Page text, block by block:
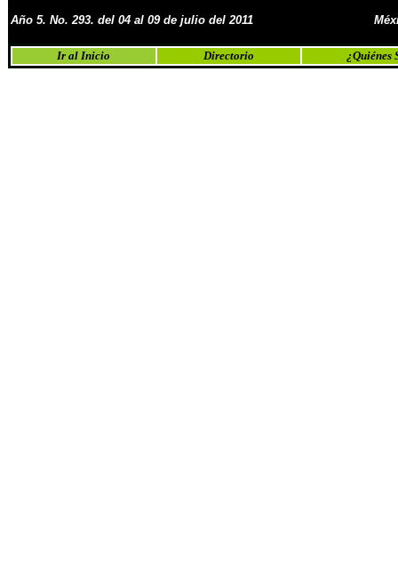
Año 5. No. 293. del 04 al 09 de julio del 2011
Ir al Inicio Directorio ¿Quiénes